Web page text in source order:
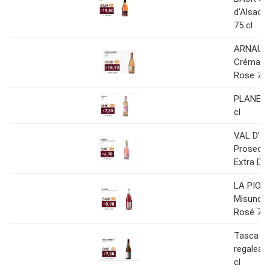
d'Alsace
75 cl
Rose 75
cl
VAL
Extra
LA
Rosé 75
Tasca
regaleali
cl